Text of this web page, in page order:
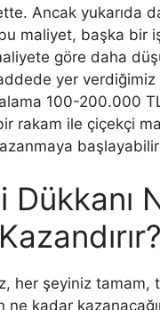
Ancak yukarıda
maliyet, başka bir
göre daha
yer verdiğimiz
100-200.000
rakam ile çiçekçi
Dükkanı
her şeyiniz tamam,
kadar